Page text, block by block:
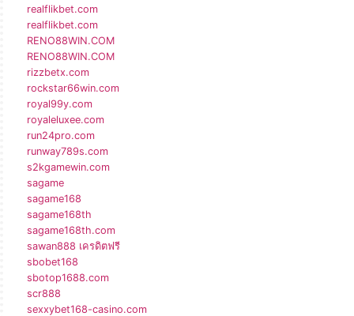
realflikbet.com
realflikbet.com
RENO88WIN.COM
RENO88WIN.COM
rizzbetx.com
rockstar66win.com
royal99y.com
royaleluxee.com
run24pro.com
runway789s.com
s2kgamewin.com
sagame
sagame168
sagame168th
sagame168th.com
sawan888 เครดิตฟรี
sbobet168
sbotop1688.com
scr888
sexxybet168-casino.com